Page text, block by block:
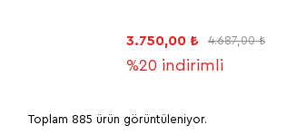
3.750,00 ₺ 4.687,00 ₺
%20 indirimli
Toplam 885 ürün görüntüleniyor.